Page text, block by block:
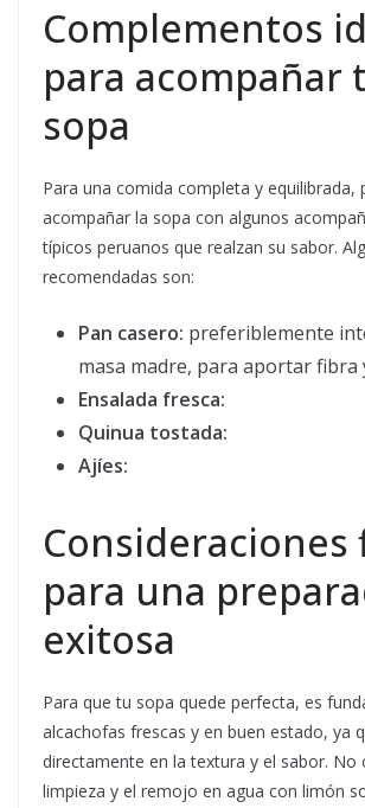
Complementos
para acompañar
sopa
Para una comida completa y equilibrada,
acompañar la sopa con algunos
típicos peruanos que realzan su sabor.
recomendadas son:
Pan casero: preferiblemente
masa madre, para aportar fibra
Ensalada fresca:
Quinua tostada:
Ajíes:
Consideraciones
para una
exitosa
Para que tu sopa quede perfecta, es
alcachofas frescas y en buen estado, ya
directamente en la textura y el sabor. No
limpieza y el remojo en agua con limón